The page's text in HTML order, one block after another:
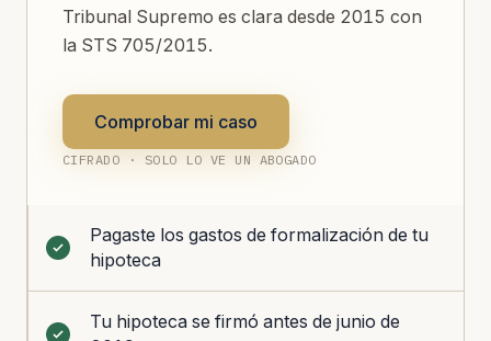
Tribunal Supremo es clara desde 2015 con
la STS 705/2015.
Comprobar mi caso
CIFRADO · SOLO LO VE UN ABOGADO
Pagaste los gastos de formalización de tu
hipoteca
Tu hipoteca se firmó antes de junio de